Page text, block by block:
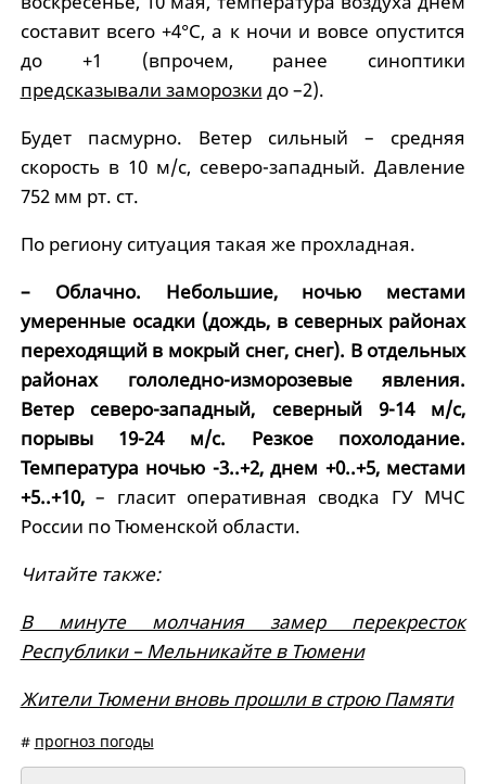
составит всего +4°С, а к ночи и вовсе опустится
до +1 (впрочем, ранее синоптики
предсказывали заморозки до –2).
Будет пасмурно. Ветер сильный – средняя
скорость в 10 м/с, северо-западный. Давление
752 мм рт. ст.
По региону ситуация такая же прохладная.
– Облачно. Небольшие, ночью местами
умеренные осадки (дождь, в северных районах
переходящий в мокрый снег, снег). В отдельных
районах гололедно-изморозевые явления.
Ветер северо-западный, северный 9-14 м/с,
порывы 19-24 м/с. Резкое похолодание.
Температура ночью -3..+2, днем +0..+5, местами
+5..+10,– гласит оперативная сводка ГУ МЧС
России по Тюменской области.
Читайте также:
В минуте молчания замер перекресток
Республики – Мельникайте в Тюмени
Жители Тюмени вновь прошли в строю Памяти
# прогноз погоды